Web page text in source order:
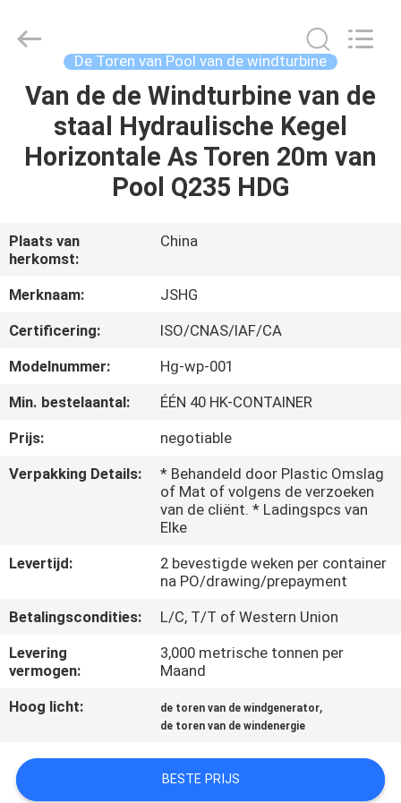
HUIS
PRODUCTEN
VR-
SHOW
ONGEVEER
FABRIEKSREIS
KWALITEITSCONTROLE
CONTACTEER
NIEUWS
VERZOEK
CITAAT
co.,ltd.
Reserved.
De Toren van Pool van de windturbine
Van de de Windturbine van de
staal Hydraulische Kegel
Horizontale As Toren 20m van
Pool Q235 HDG
Plaats van
herkomst:
China
Merknaam:
JSHG
Certificering:
ISO/CNAS/IAF/CA
Modelnummer:
Hg-wp-001
Min. bestelaantal:
ÉÉN 40 HK-CONTAINER
Prijs:
negotiable
Verpakking Details:
* Behandeld door Plastic Omslag
of Mat of volgens de verzoeken
van de cliënt. * Ladingspcs van
Elke
Levertijd:
2 bevestigde weken per container
na PO/drawing/prepayment
Betalingscondities:
L/C, T/T of Western Union
Levering
vermogen:
3,000 metrische tonnen per
Maand
Hoog licht:
de toren van de windgenerator,
de toren van de windenergie
BESTE PRIJS